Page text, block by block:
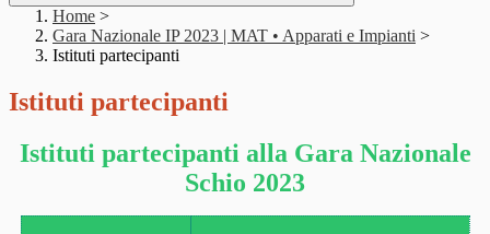
Home >
Gara Nazionale IP 2023 | MAT • Apparati e Impianti >
Istituti partecipanti
Istituti partecipanti
Istituti partecipanti alla Gara Nazionale
Schio 2023